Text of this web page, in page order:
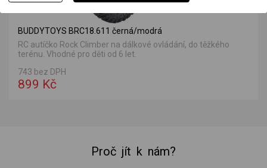
BUDDYTOYS BRC18.611 černá/modrá
RC autíčko Rock Climber na dálkové ovládání, do těžkého
terénu. Vhodné pro děti od 6 let.
743 bez DPH
899 Kč
Proč jít k nám?